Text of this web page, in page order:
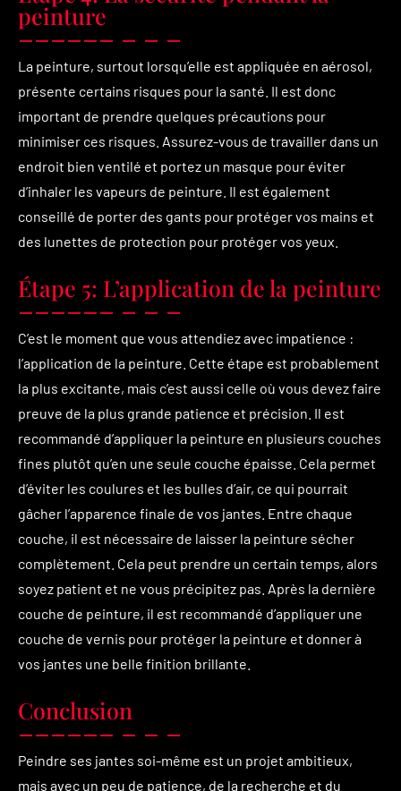
peinture
La peinture, surtout lorsqu’elle est appliquée en aérosol,
présente certains risques pour la santé. Il est donc
important de prendre quelques précautions pour
minimiser ces risques. Assurez-vous de travailler dans un
endroit bien ventilé et portez un masque pour éviter
d’inhaler les vapeurs de peinture. Il est également
conseillé de porter des gants pour protéger vos mains et
des lunettes de protection pour protéger vos yeux.
Étape 5: L’application de la peinture
C’est le moment que vous attendiez avec impatience :
l’application de la peinture. Cette étape est probablement
la plus excitante, mais c’est aussi celle où vous devez faire
preuve de la plus grande patience et précision. Il est
recommandé d’appliquer la peinture en plusieurs couches
fines plutôt qu’en une seule couche épaisse. Cela permet
d’éviter les coulures et les bulles d’air, ce qui pourrait
gâcher l’apparence finale de vos jantes. Entre chaque
couche, il est nécessaire de laisser la peinture sécher
complètement. Cela peut prendre un certain temps, alors
soyez patient et ne vous précipitez pas. Après la dernière
couche de peinture, il est recommandé d’appliquer une
couche de vernis pour protéger la peinture et donner à
vos jantes une belle finition brillante.
Conclusion
Peindre ses jantes soi-même est un projet ambitieux,
mais avec un peu de patience, de la recherche et du